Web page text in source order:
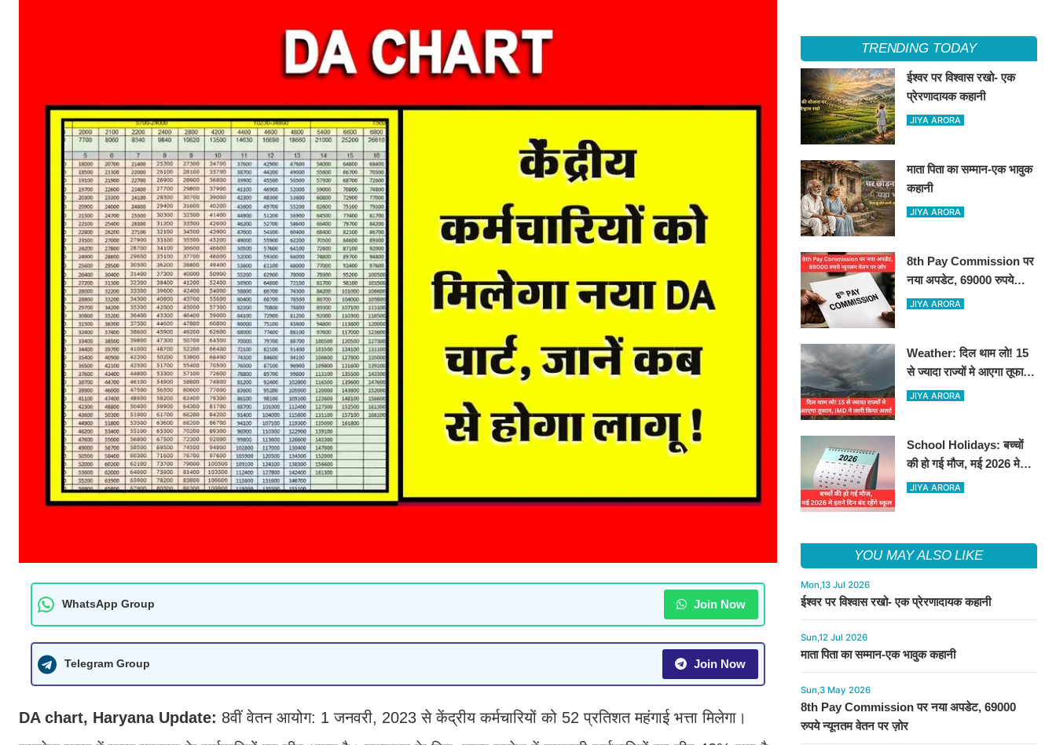
WhatsApp Group Join Now
Telegram Group Join Now
DA chart, Haryana Update: 8वीं वेतन आयोग: 1 जनवरी, 2023 से केंद्रीय कर्मचारियों को 52 प्रतिशत महंगाई भत्ता मिलेगा।
TRENDING TODAY
ईश्वर पर विश्वास रखो- एक
प्रेरणादायक कहानी
JIYA ARORA
माता पिता का सम्मान-एक भावुक
कहानी
JIYA ARORA
8th Pay Commission पर
नया अपडेट, 69000 रुपये
न्यूनतम वेतन पर ज़ोर
JIYA ARORA
Weather: दिल थाम लो! 15
से ज्यादा राज्यों मे आएगा तूफान,
IMD ने जारी किया अलर्ट
JIYA ARORA
School Holidays: बच्चों
की हो गई मौज, मई 2026 मे
इतने दिन बंद रहेंगे स्कूल
JIYA ARORA
YOU MAY ALSO LIKE
Mon,13 Jul 2026
ईश्वर पर विश्वास रखो- एक प्रेरणादायक कहानी
Sun,12 Jul 2026
माता पिता का सम्मान-एक भावुक कहानी
Sun,3 May 2026
8th Pay Commission पर नया अपडेट, 69000
रुपये न्यूनतम वेतन पर ज़ोर